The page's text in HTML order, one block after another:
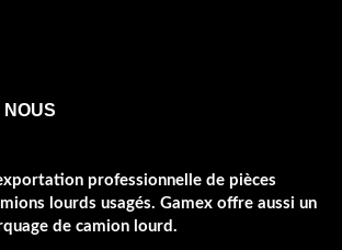
professionnelle de pièces
lourds usagés. Gamex offre aussi un
de camion lourd.